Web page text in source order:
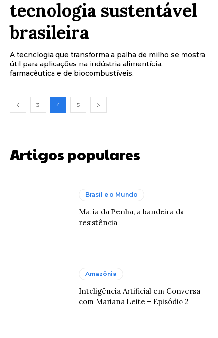
tecnologia sustentável
brasileira
A tecnologia que transforma a palha de milho se mostra
útil para aplicações na indústria alimentícia,
farmacêutica e de biocombustíveis.
3 4 5
Artigos populares
Brasil e o Mundo
Maria da Penha, a bandeira da
resistência
Amazônia
Inteligência Artificial em Conversa
com Mariana Leite – Episódio 2